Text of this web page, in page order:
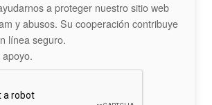
a proteger nuestro sitio web
y abusos. Su cooperación contribuye
línea seguro.